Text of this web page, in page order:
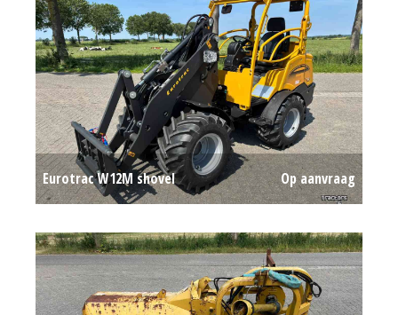
Eurotrac W12M shovel Op aanvraag